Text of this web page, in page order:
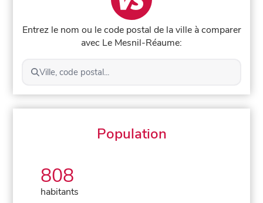
Entrez le nom ou le code postal de la ville à comparer
avec Le Mesnil-Réaume:
Ville, code postal...
Population
808
habitants